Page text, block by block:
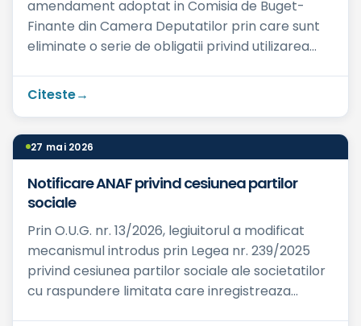
amendament adoptat in Comisia de Buget-
Finante din Camera Deputatilor prin care sunt
eliminate o serie de obligatii privind utilizarea
Citeste
27 mai 2026
Notificare ANAF privind cesiunea partilor
sociale
Prin O.U.G. nr. 13/2026, legiuitorul a modificat
mecanismul introdus prin Legea nr. 239/2025
privind cesiunea partilor sociale ale societatilor
cu raspundere limitata care inregistreaza